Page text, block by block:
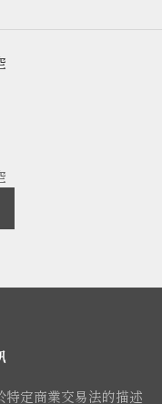
特定商業交易法的描述